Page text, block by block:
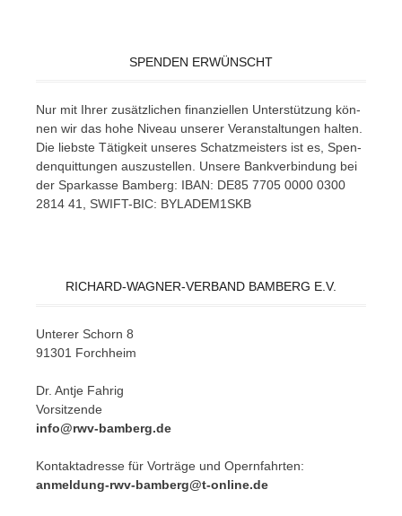
SPENDEN ERWÜNSCHT
Nur mit Ih­rer zu­sätz­li­chen fi­nan­zi­el­len Un­ter­stüt­zung kön­
nen wir das hohe Ni­veau un­se­rer Ver­an­stal­tun­gen hal­ten.
Die liebs­te Tä­tig­keit un­se­res Schatz­meis­ters ist es, Spen­
den­quit­tun­gen aus­zu­stel­len. Un­se­re Bank­ver­bin­dung bei
der Spar­kas­se Bam­berg: IBAN: DE85 7705 0000 0300
2814 41, SWIFT-BIC: BYLADEM1SKB
RICHARD-WAGNER-VERBAND BAMBERG E.V.
Un­te­rer Schorn 8
91301 Forchheim
Dr. Ant­je Fahrig
Vorsitzende
info@rwv-bamberg.de
Kon­takt­adres­se für Vor­trä­ge und Opern­fahr­ten:
anmeldung-rwv-bamberg@t-online.de